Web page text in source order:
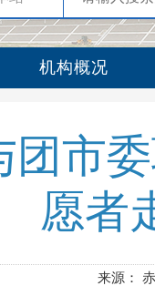
机构概况
团市
愿者
来源：